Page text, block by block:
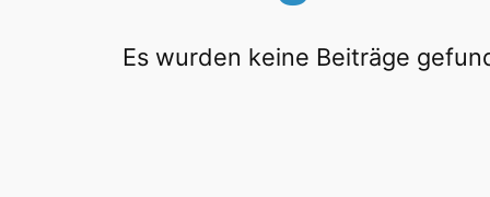
Es wurden keine Beiträge